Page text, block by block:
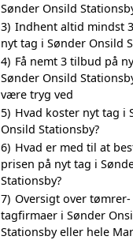
Sønder Onsild
3) Indhent altid mindst
nyt tag i Sønder Onsild
4) Få nemt 3 tilbud på
Sønder Onsild
være tryg ved
5) Hvad koster nyt tag i
Onsild Stationsby?
6) Hvad er med til at
prisen på nyt tag i
Stationsby?
7) Oversigt over tømrer-
tagfirmaer i Sønder
Stationsby eller hele